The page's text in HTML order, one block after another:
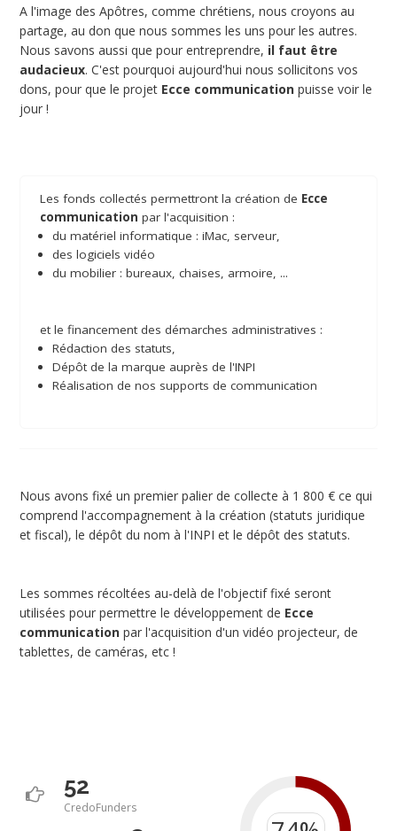
A l'image des Apôtres, comme chrétiens, nous croyons au
partage, au don que nous sommes les uns pour les autres.
Nous savons aussi que pour entreprendre, il faut être
audacieux. C'est pourquoi aujourd'hui nous sollicitons vos
dons, pour que le projet Ecce communication puisse voir le
jour !
Les fonds collectés permettront la création de Ecce
communication par l'acquisition :
du matériel informatique : iMac, serveur,
des logiciels vidéo
du mobilier : bureaux, chaises, armoire, ...
et le financement des démarches administratives :
Rédaction des statuts,
Dépôt de la marque auprès de l'INPI
Réalisation de nos supports de communication
Nous avons fixé un premier palier de collecte à 1 800 € ce qui
comprend l'accompagnement à la création (statuts juridique
et fiscal), le dépôt du nom à l'INPI et le dépôt des statuts.
Les sommes récoltées au-delà de l'objectif fixé seront
utilisées pour permettre le développement de Ecce
communication par l'acquisition d'un vidéo projecteur, de
tablettes, de caméras, etc !
52
CredoFunders